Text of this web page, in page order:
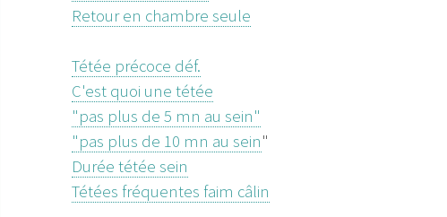
Retour en chambre seule
Tétée précoce déf.
C'est quoi une tétée
"pas plus de 5 mn au sein"
"pas plus de 10 mn au sein"
Durée tétée sein
Tétées fréquentes faim câlin